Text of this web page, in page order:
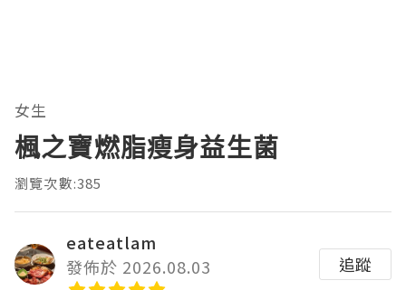
女生
楓之寶燃脂瘦身益生菌
瀏覽次數:385
eateatlam
發佈於 2026.08.03
追蹤